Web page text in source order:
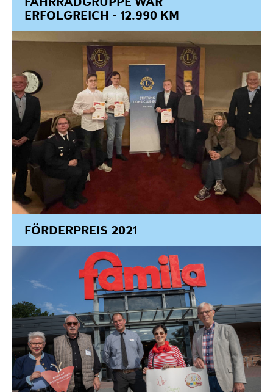
ERFOLGREICH - 12.990 KM
FÖRDERPREIS 2021